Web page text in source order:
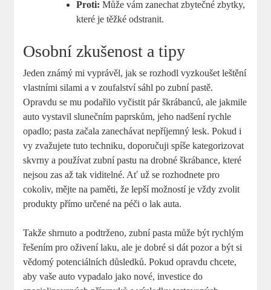
Proti: Může vám zanechat zbytečné zbytky,
které je těžké odstranit.
Osobní zkušenost a tipy
Jeden známý mi vyprávěl, jak se rozhodl vyzkoušet leštění
vlastními silami a v zoufalství sáhl po zubní pastě.
Opravdu se mu podařilo vyčistit pár škrábanců, ale jakmile
auto vystavil slunečním paprskům, jeho nadšení rychle
opadlo; pasta začala zanechávat nepříjemný lesk. Pokud i
vy zvažujete tuto techniku, doporučuji spíše kategorizovat
skvrny a používat zubní pastu na drobné škrábance, které
nejsou zas až tak viditelné. Ať už se rozhodnete pro
cokoliv, mějte na paměti, že lepší možností je vždy zvolit
produkty přímo určené na péči o lak auta.
Takže shrnuto a podtrženo, zubní pasta může být rychlým
řešením pro oživení laku, ale je dobré si dát pozor a být si
vědomý potenciálních důsledků. Pokud opravdu chcete,
aby vaše auto vypadalo jako nové, investice do